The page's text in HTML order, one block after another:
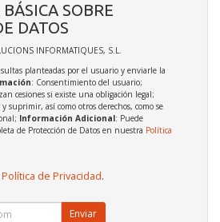
SOBRE
DATOS
INFORMATIQUES, S.L.
planteadas por el usuario y enviarle la
: Consentimiento del usuario;
cesiones si existe una obligación legal;
suprimir, así como otros derechos, como se
Información Adicional: Puede
de Protección de Datos en nuestra Política
Política de Privacidad.
Enviar